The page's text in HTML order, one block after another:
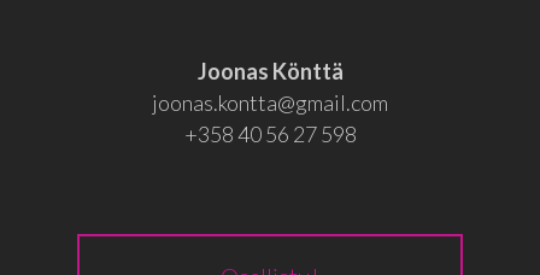
Joonas Könttä
joonas.kontta@gmail.com
+358 40 56 27 598